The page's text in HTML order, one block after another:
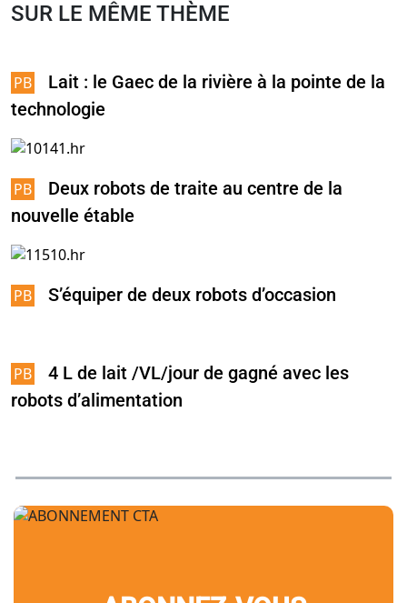
SUR LE MÊME THÈME
Lait : le Gaec de la rivière à la pointe de la
technologie
Deux robots de traite au centre de la
nouvelle étable
S’équiper de deux robots d’occasion
4 L de lait /VL/jour de gagné avec les
robots d’alimentation